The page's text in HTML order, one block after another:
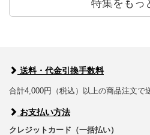
特集をもっ
送料・代金引換手数料
合計4,000円（税込）以上の商品注文で
お支払い方法
クレジットカード（一括払い）